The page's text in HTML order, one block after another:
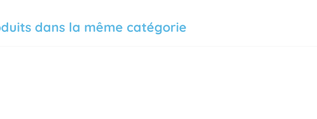
dans la même catégorie